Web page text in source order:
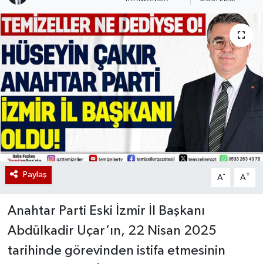
Paylaş A- A+
Anahtar Parti Eski İzmir İl Başkanı
Abdülkadir Uçar’ın, 22 Nisan 2025
tarihinde görevinden istifa etmesinin